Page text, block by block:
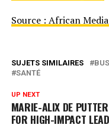
Source : African
SUJETS SIMILAIRES
SANTÉ
UP NEXT
MARIE-ALIX DE
FOR HIGH-IMPACT